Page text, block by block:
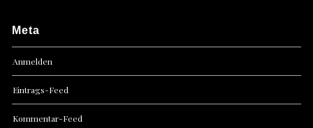
Meta
Anmelden
Eintrags-Feed
Kommentar-Feed